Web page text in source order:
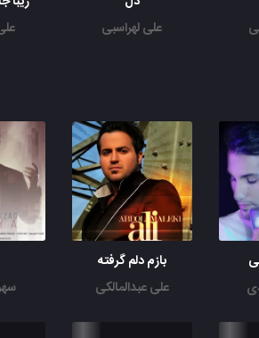
علی لهراسبی
بازم دلم گرفته
علی عبدالمالکی